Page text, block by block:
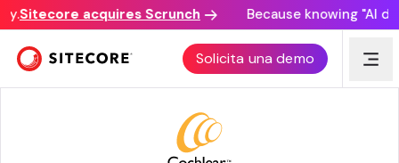
Sitecore acquires Scrunch Because knowing "AI
Solicita una demo
HISTORIA DE CLIENTE